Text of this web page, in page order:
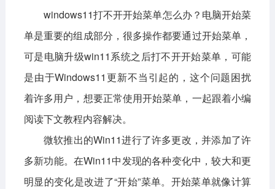
休闲益智 赛车竞速 冒险解谜
动作射击 经营策略 体育竞技
安卓应用
影音播放 系统工具 社交通讯
windows11打不开开始菜单怎么办？电脑开始菜
单是重要的组成部分，很多操作都要通过开始菜单，
可是电脑升级win11系统之后打不开开始菜单，可能
是由于Windows11更新不当引起的，这个问题困扰
着许多用户，想要正常使用开始菜单，一起跟着小编
阅读下文教程内容解决。
微软推出的Win11进行了许多更改，并添加了许
多新功能。在Win11中发现的各种变化中，较大和更
明显的变化是改进了“开始”菜单。开始菜单就像计算